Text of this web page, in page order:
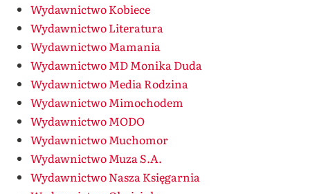
Wydawnictwo Kobiece
Wydawnictwo Literatura
Wydawnictwo Mamania
Wydawnictwo MD Monika Duda
Wydawnictwo Media Rodzina
Wydawnictwo Mimochodem
Wydawnictwo MODO
Wydawnictwo Muchomor
Wydawnictwo Muza S.A.
Wydawnictwo Nasza Księgarnia